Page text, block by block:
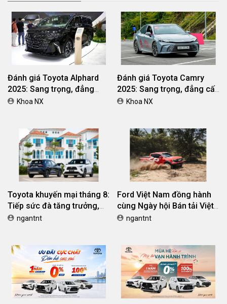
Đánh giá Toyota Alphard
2025: Sang trọng, đẳng
cấp, tiện nghi vượt trội
Khoa NX
Đánh giá Toyota Camry
2025: Sang trọng, đẳng cấp
và thân thiện môi trường
Khoa NX
Toyota khuyến mại tháng 8:
Tiếp sức đà tăng trưởng,
tối ưu chi phí mua xe
ngantnt
Ford Việt Nam đồng hành
cùng Ngày hội Bán tải Việt
Nam 2026 (Vietnam Pickup
ngantnt